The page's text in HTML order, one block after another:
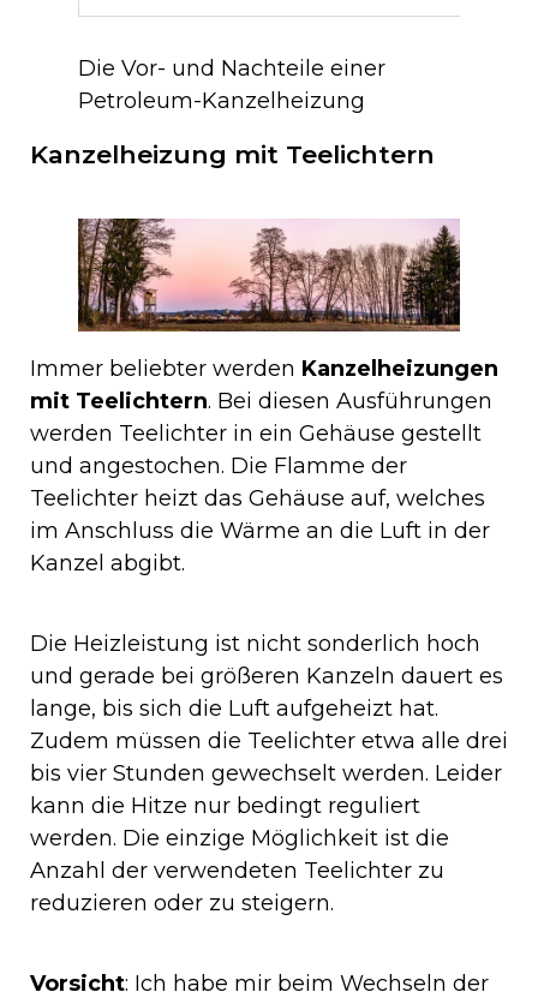
Die Vor- und Nachteile einer
Petroleum-Kanzelheizung
Kanzelheizung mit Teelichtern
Immer beliebter werden Kanzelheizungen
mit Teelichtern. Bei diesen Ausführungen
werden Teelichter in ein Gehäuse gestellt
und angestochen. Die Flamme der
Teelichter heizt das Gehäuse auf, welches
im Anschluss die Wärme an die Luft in der
Kanzel abgibt.
Die Heizleistung ist nicht sonderlich hoch
und gerade bei größeren Kanzeln dauert es
lange, bis sich die Luft aufgeheizt hat.
Zudem müssen die Teelichter etwa alle drei
bis vier Stunden gewechselt werden. Leider
kann die Hitze nur bedingt reguliert
werden. Die einzige Möglichkeit ist die
Anzahl der verwendeten Teelichter zu
reduzieren oder zu steigern.
Vorsicht: Ich habe mir beim Wechseln der